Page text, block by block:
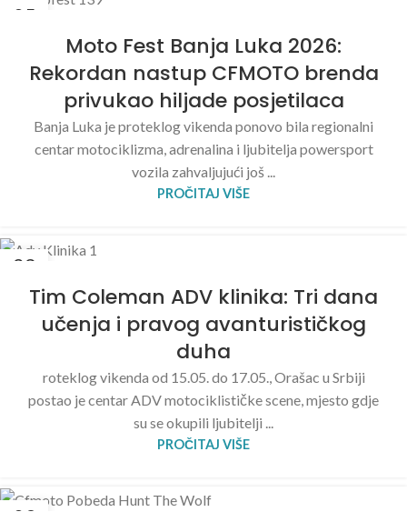
05
Moto Fest Banja Luka 2026:
Rekordan nastup CFMOTO brenda
privukao hiljade posjetilaca
Banja Luka je proteklog vikenda ponovo bila regionalni
centar motociklizma, adrenalina i ljubitelja powersport
vozila zahvaljujući još ...
PROČITAJ VIŠE
23
Tim Coleman ADV klinika: Tri dana
učenja i pravog avanturističkog
duha
roteklog vikenda od 15.05. do 17.05., Orašac u Srbiji
postao je centar ADV motociklističke scene, mjesto gdje
su se okupili ljubitelji ...
PROČITAJ VIŠE
09